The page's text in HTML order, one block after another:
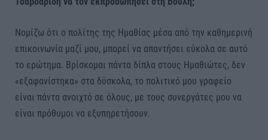
Νομίζω ότι ο πολίτης της Ημαθίας μέσα από την καθημερινή
επικοινωνία μαζί μου, μπορεί να απαντήσει εύκολα σε αυτό
το ερώτημα. Βρίσκομαι πάντα δίπλα στους Ημαθιώτες, δεν
«εξαφανίστηκα» στα δύσκολα, το πολιτικό μου γραφείο
είναι πάντα ανοιχτό σε όλους, με τους συνεργάτες μου να
είναι πρόθυμοι να εξυπηρετήσουν.